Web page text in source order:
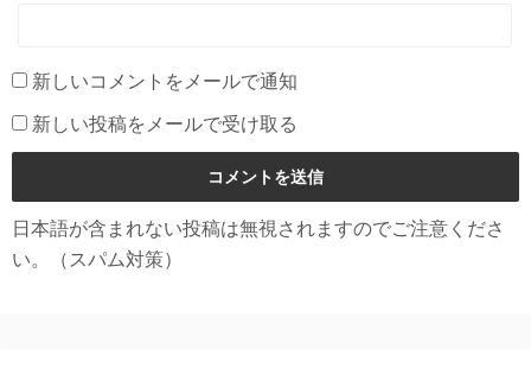
新しいコメントをメールで通知
新しい投稿をメールで受け取る
日本語が含まれない投稿は無視されますのでご注意くださ
い。（スパム対策）